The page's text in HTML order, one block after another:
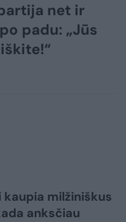
net ir
padu: „Jūs
milžiniškus
anksčiau